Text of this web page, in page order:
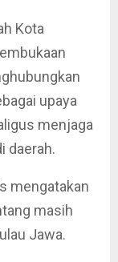
Kota
upaya
menjaga
daerah.
mengatakan
masih
Jawa.